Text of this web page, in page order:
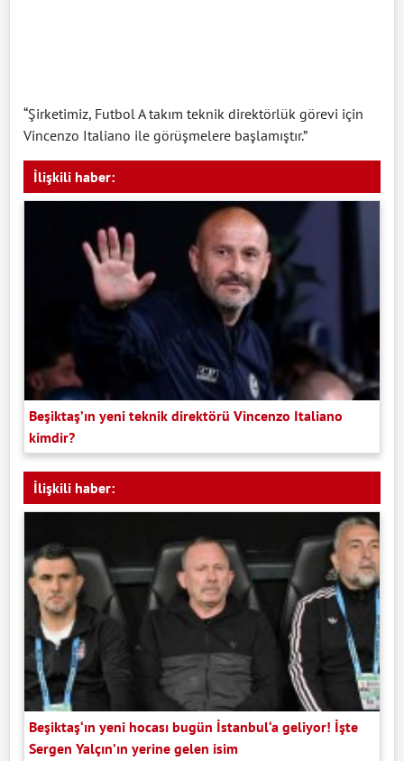
“Şirketimiz, Futbol A takım teknik direktörlük görevi için
Vincenzo Italiano ile görüşmelere başlamıştır.”
İlişkili haber:
Beşiktaş’ın yeni teknik direktörü Vincenzo Italiano
kimdir?
İlişkili haber:
Beşiktaş‘ın yeni hocası bugün İstanbul‘a geliyor! İşte
Sergen Yalçın’ın yerine gelen isim